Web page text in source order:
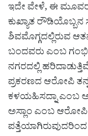
ಇದೇ ವೇಳೆ, ಈ ಮೂವರು
ಕುಖ್ಯಾತ
ಶಿವಮೊಗ್ಗದಲ್ಲಿರುವ
ಬಂದವರು ಎಂಬ
ನಗರದಲ್ಲಿ
ಪ್ರಕರಣದ ಆರೋಪಿ
ಕಳಯಹಿಸದ್ನಾ ಎಂಬ
ಅಸ್ಲಾಂ ಎಂಬ